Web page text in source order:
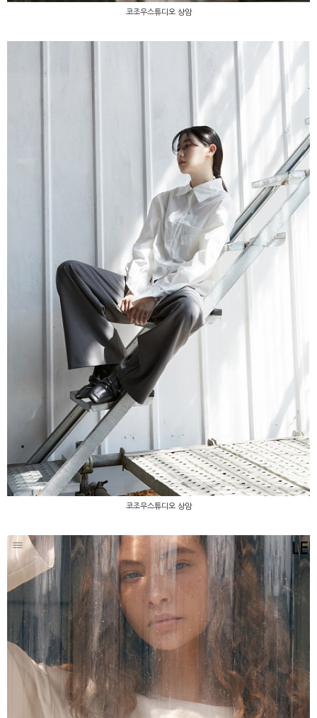
코조우스튜디오 상암
코조우스튜디오 상암
코조우스튜디오 상암
코조우스튜디오 상암